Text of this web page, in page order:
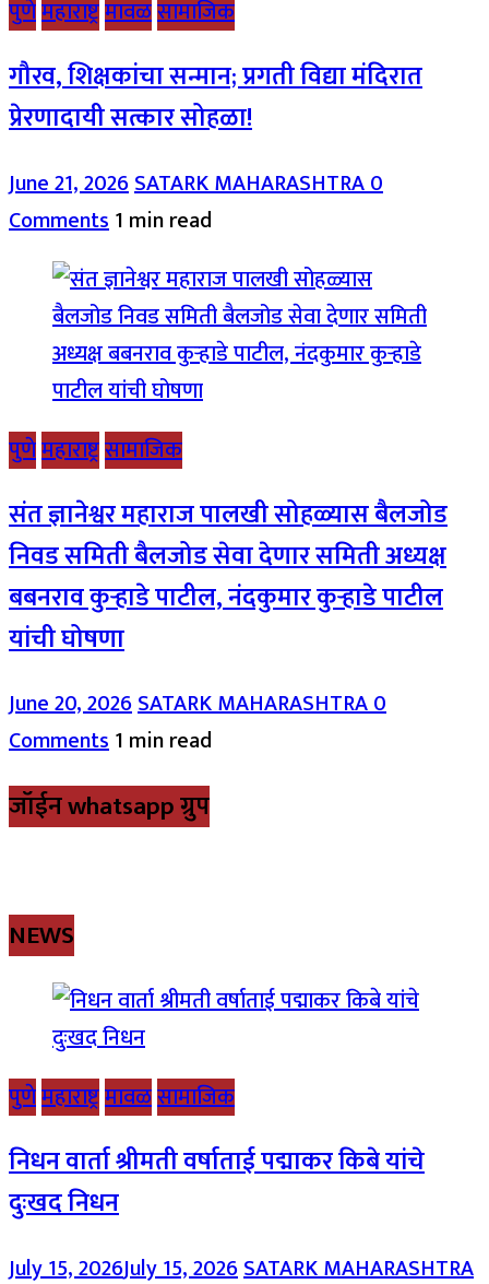
पुणेमहाराष्ट्रमावळसामाजिक
गौरव, शिक्षकांचा सन्मान; प्रगती विद्या मंदिरात
प्रेरणादायी सत्कार सोहळा!
June 21, 2026SATARK MAHARASHTRA0
Comments1 min read
पुणेमहाराष्ट्रसामाजिक
संत ज्ञानेश्वर महाराज पालखी सोहळ्यास बैलजोड
निवड समिती बैलजोड सेवा देणार समिती अध्यक्ष
बबनराव कुऱ्हाडे पाटील, नंदकुमार कुऱ्हाडे पाटील
यांची घोषणा
June 20, 2026SATARK MAHARASHTRA0
Comments1 min read
जॉईन whatsapp ग्रुप
NEWS
पुणेमहाराष्ट्रमावळसामाजिक
निधन वार्ता श्रीमती वर्षाताई पद्माकर किबे यांचे
दुःखद निधन
July 15, 2026July 15, 2026SATARK MAHARASHTRA